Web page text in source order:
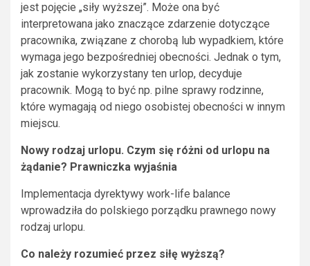
jest pojęcie „siły wyższej”. Może ona być
interpretowana jako znaczące zdarzenie dotyczące
pracownika, związane z chorobą lub wypadkiem, które
wymaga jego bezpośredniej obecności. Jednak o tym,
jak zostanie wykorzystany ten urlop, decyduje
pracownik. Mogą to być np. pilne sprawy rodzinne,
które wymagają od niego osobistej obecności w innym
miejscu.
Nowy rodzaj urlopu. Czym się różni od urlopu na
żądanie? Prawniczka wyjaśnia
Implementacja dyrektywy work-life balance
wprowadziła do polskiego porządku prawnego nowy
rodzaj urlopu.
Co należy rozumieć przez siłę wyższą?